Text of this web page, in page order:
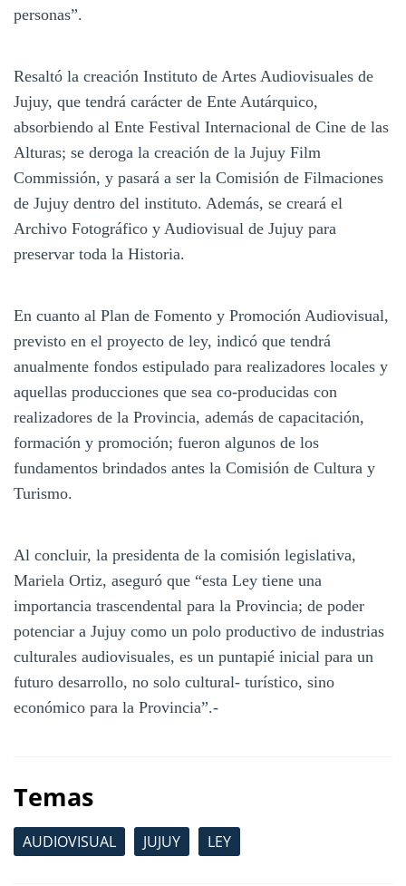
personas”.
Resaltó la creación Instituto de Artes Audiovisuales de
Jujuy, que tendrá carácter de Ente Autárquico,
absorbiendo al Ente Festival Internacional de Cine de las
Alturas; se deroga la creación de la Jujuy Film
Commissión, y pasará a ser la Comisión de Filmaciones
de Jujuy dentro del instituto. Además, se creará el
Archivo Fotográfico y Audiovisual de Jujuy para
preservar toda la Historia.
En cuanto al Plan de Fomento y Promoción Audiovisual,
previsto en el proyecto de ley, indicó que tendrá
anualmente fondos estipulado para realizadores locales y
aquellas producciones que sea co-producidas con
realizadores de la Provincia, además de capacitación,
formación y promoción; fueron algunos de los
fundamentos brindados antes la Comisión de Cultura y
Turismo.
Al concluir, la presidenta de la comisión legislativa,
Mariela Ortiz, aseguró que “esta Ley tiene una
importancia trascendental para la Provincia; de poder
potenciar a Jujuy como un polo productivo de industrias
culturales audiovisuales, es un puntapié inicial para un
futuro desarrollo, no solo cultural- turístico, sino
económico para la Provincia”.-
Temas
AUDIOVISUAL JUJUY LEY